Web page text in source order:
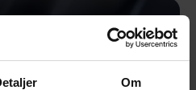
Om
26/27